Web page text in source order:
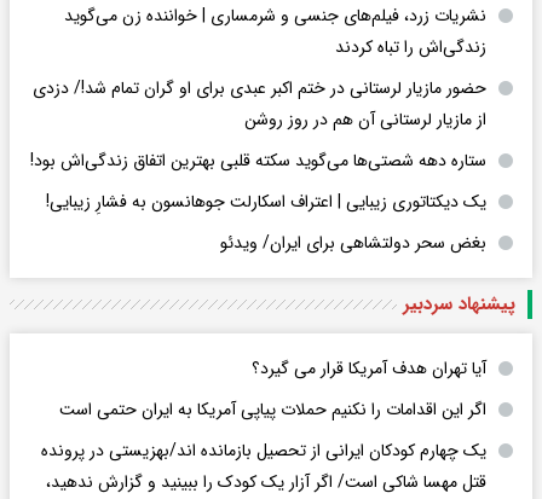
نشریات زرد، فیلم‌های جنسی و شرمساری | خواننده زن می‌گوید
زندگی‌اش را تباه کردند
حضور مازیار لرستانی در ختم اکبر عبدی برای او گران تمام شد!/ دزدی
از مازیار لرستانی آن هم در روز روشن
ستاره دهه شصتی‌ها می‌گوید سکته قلبی بهترین اتفاق زندگی‌اش بود!
یک دیکتاتوری زیبایی | اعتراف اسکارلت جوهانسون به فشارِ زیبایی!
بغض سحر دولتشاهی برای ایران/ ویدئو
پیشنهاد سردبیر
آیا تهران هدف آمریکا قرار می گیرد؟
اگر این اقدامات را نکنیم حملات پیاپی آمریکا به ایران حتمی است
یک چهارم کودکان ایرانی از تحصیل بازمانده اند/بهزیستی در پرونده
قتل مهسا شاکی است/ اگر آزار یک کودک را ببینید و گزارش ندهید،